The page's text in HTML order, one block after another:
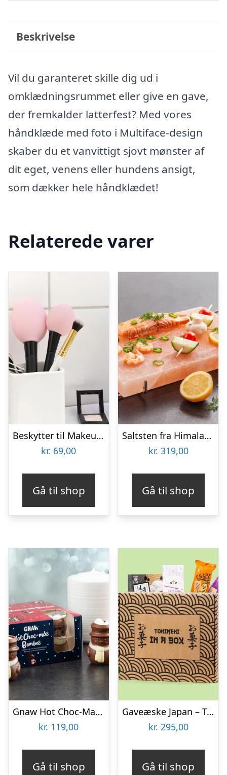
Beskrivelse
Vil du garanteret skille dig ud i
omklædningsrummet eller give en gave,
der fremkalder latterfest? Med vores
håndklæde med foto i Multiface-design
skaber du et vanvittigt sjovt mønster af
dit eget, venens eller hundens ansigt,
som dækker hele håndklædet!
Relaterede varer
Beskytter til Makeupbørster 3-pak
kr. 69,00
Gå til shop
Saltsten fra Himalaya – KitchPro
kr. 319,00
Gå til shop
Gnaw Hot Choc-Mas chokoladebomber til varm chokolade
kr. 119,00
Gå til shop
Gaveæske Japan – Tokimeki
kr. 295,00
Gå til shop